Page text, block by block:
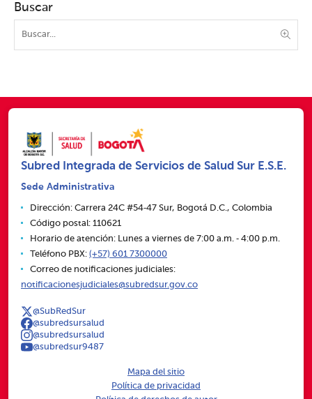
Buscar
Subred Integrada de Servicios de Salud Sur E.S.E.
Sede Administrativa
Dirección: Carrera 24C #54‑47 Sur, Bogotá D.C., Colombia
Código postal: 110621
Horario de atención: Lunes a viernes de 7:00 a.m. ‑ 4:00 p.m.
Teléfono PBX: (+57) 601 7300000
Correo de notificaciones judiciales:
notificacionesjudiciales@subredsur.gov.co
@SubRedSur
@subredsursalud
@subredsursalud
@subredsur9487
Mapa del sitio
Política de privacidad